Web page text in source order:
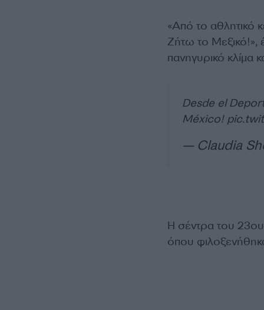
«Από το
Ζήτω το Μεξικό!»,
πανηγυρικό κλίμα
Desde el
México!
— Claudia
Η σέντρα του
όπου